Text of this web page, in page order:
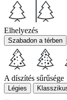
Elhelyezés
Szabadon a térben
A díszítés sűrűsége
Légies